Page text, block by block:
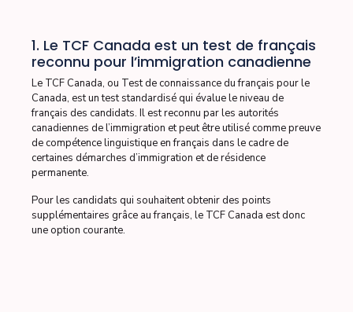
1. Le TCF Canada est un test de français
reconnu pour l’immigration canadienne
Le TCF Canada, ou Test de connaissance du français pour le
Canada, est un test standardisé qui évalue le niveau de
français des candidats. Il est reconnu par les autorités
canadiennes de l’immigration et peut être utilisé comme preuve
de compétence linguistique en français dans le cadre de
certaines démarches d’immigration et de résidence
permanente.
Pour les candidats qui souhaitent obtenir des points
supplémentaires grâce au français, le TCF Canada est donc
une option courante.